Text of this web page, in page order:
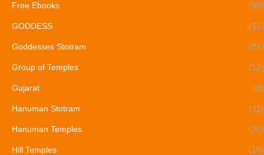
Free Ebooks (95)
GODDESS (51)
Goddesses Stotram (81)
Group of Temples (12)
Gujarat (8)
Hanuman Stotram (11)
Hanuman Temples (26)
Hill Temples (10)